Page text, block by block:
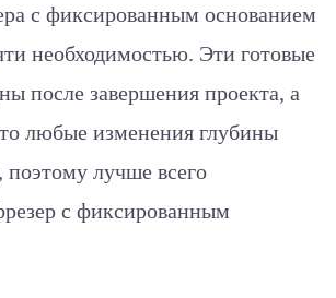
с фиксированным основанием
необходимостью. Эти готовые
после завершения проекта, а
любые изменения глубины
поэтому лучше всего
с фиксированным